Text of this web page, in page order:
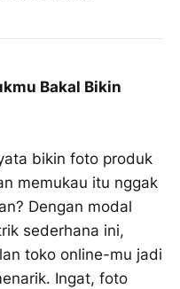
Bakal Bikin
bikin foto produk
memukau itu nggak
Dengan modal
sederhana ini,
toko online-mu jadi
Ingat, foto